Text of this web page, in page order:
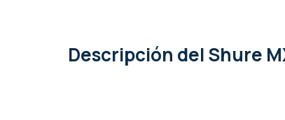
Descripción del Shure